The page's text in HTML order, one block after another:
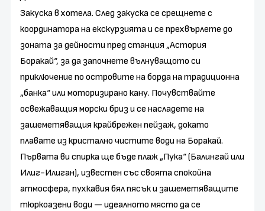
Закуска в хотела. След закуска се срещнете с
координатора на екскурзията и се прехвърлете до
зоната за дейности пред станция „Астория
Боракай“, за да започнете вълнуващото си
приключение по островите на борда на традиционна
„банка“ или моторизирано кану. Почувствайте
освежаващия морски бриз и се насладете на
зашеметяващия крайбрежен пейзаж, докато
плавате из кристално чистите води на Боракай.
Първата ви спирка ще бъде плаж „Пука“ (Балингай или
Илиг-Илиган), известен със своята спокойна
атмосфера, пухкавия бял пясък и зашеметяващите
тюркоазени води — идеалното място да се